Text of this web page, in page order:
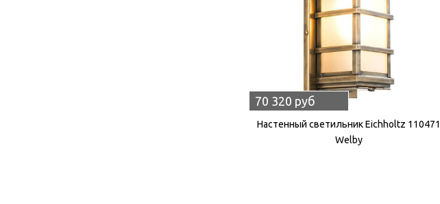
70 320 руб
Настенный светильник Eichholtz 110471
Welby